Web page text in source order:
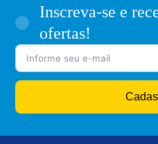
Inscreva-se e
ofertas!